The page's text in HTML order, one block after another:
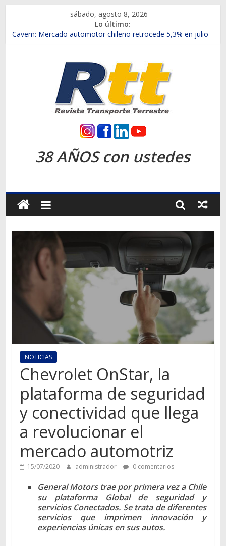
contenido
sábado, agosto 8, 2026
Lo último:
Chile es el primer mercado internacional en lanzar la nueva
Salfa suma vehículos electrificados de Chevrolet en el Biobío
Samex amplía su red con nuevas sucursales en Rancagua y
SINOTRUK Pick-ups presentó la recién estrenada Bolden en
la Expo Compras Públicas 2026
Revista
Transporte
Terrestre
camiones,
información
transporte
38 AÑOS con ustedes
NOTICIAS
Chevrolet OnStar, la
plataforma de seguridad
y conectividad que llega
a revolucionar el
mercado automotriz
15/07/2020 administrador 0 comentarios
General Motors trae por primera vez a Chile
su plataforma Global de seguridad y
servicios Conectados. Se trata de diferentes
servicios que imprimen innovación y
experiencias únicas en sus autos.